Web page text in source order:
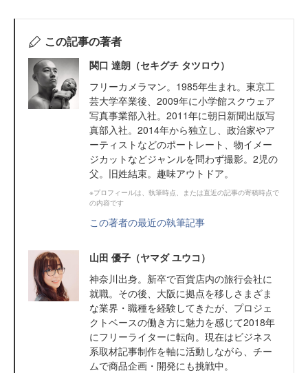
この記事の著者
関口 達朗（セキグチ タツロウ）
フリーカメラマン。1985年生まれ。東京工
芸大学卒業後、2009年に小学館スクウェア
写真事業部入社。2011年に朝日新聞出版写
真部入社。2014年から独立し、政治家やア
ーティストなどのポートレート、物イメー
ジカットなどジャンルを問わず撮影。2児の
父。旧姓結束。趣味アウトドア。
※プロフィールは、執筆時点、または直近の記事の寄稿時点で
の内容です
この著者の最近の執筆記事
山田 優子（ヤマダ ユウコ）
神奈川出身。新卒で百貨店内の旅行会社に
就職。その後、大阪に拠点を移しさまざま
な業界・職種を経験してきたが、プロジェ
クトベースの働き方に魅力を感じて2018年
にフリーライターに転向。現在はビジネス
系取材記事制作を軸に活動しながら、チー
ムで商品企画・開発にも挑戦中。